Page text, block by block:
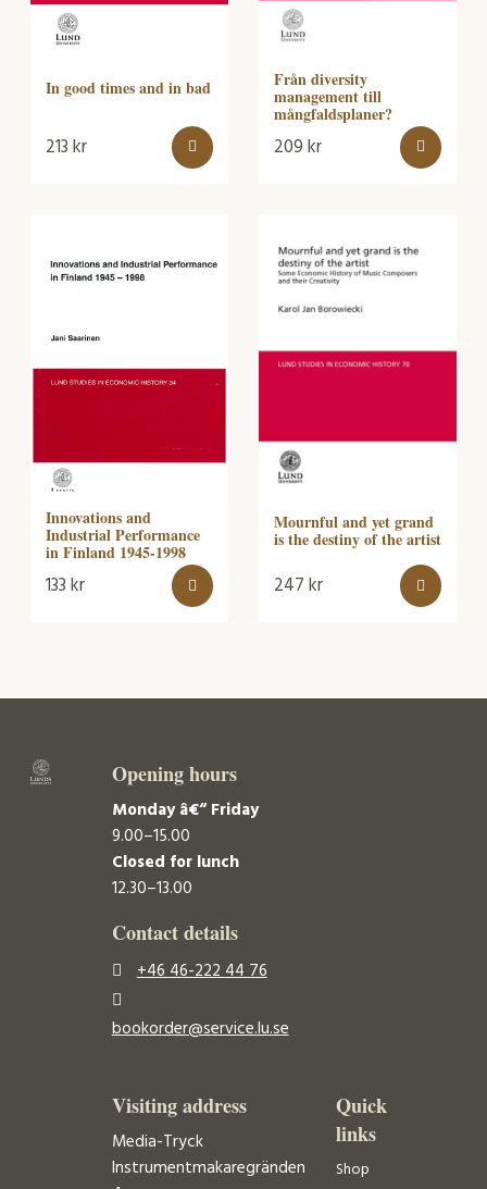
In good times and in bad
213kr
Från diversity
management till
mångfaldsplaner?
209kr
Innovations and
Industrial Performance
in Finland 1945-1998
133kr
Mournful and yet grand
is the destiny of the artist
247kr
Opening hours
Monday â€“ Friday
9.00–15.00
Closed for lunch
12.30–13.00
Contact details
+46 46-222 44 76
bookorder@service.lu.se
Visiting address
Media-Tryck
Instrumentmakaregränden
Quick
links
Shop